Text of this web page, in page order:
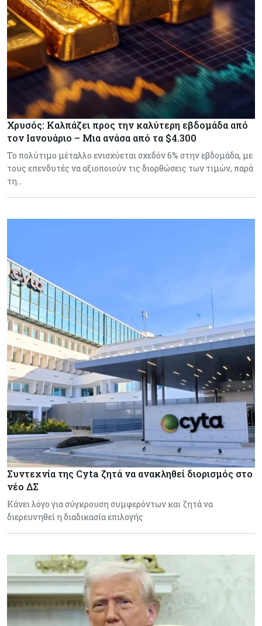
Χρυσός: Καλπάζει προς την καλύτερη εβδομάδα από
τον Ιανουάριο – Μια ανάσα από τα $4.300
Το πολύτιμο μέταλλο ενισχύεται σχεδόν 6% στην εβδομάδα, με
τους επενδυτές να αξιοποιούν τις διορθώσεις των τιμών, παρά
τη…
Συντεχνία της Cyta ζητά να ανακληθεί διορισμός στο
νέο ΔΣ
Κάνει λόγο για σύγκρουση συμφερόντων και ζητά να
διερευνηθεί η διαδικασία επιλογής